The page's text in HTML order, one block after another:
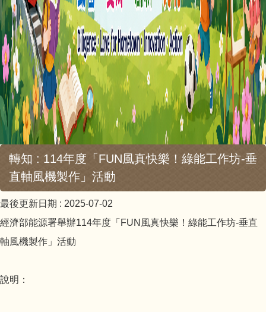
轉知 : 114年度「FUN風真快樂！綠能工作坊-垂
直軸風機製作」活動
最後更新日期 : 2025-07-02
經濟部能源署舉辦114年度「FUN風真快樂！綠能工作坊-垂直
軸風機製作」活動
說明：